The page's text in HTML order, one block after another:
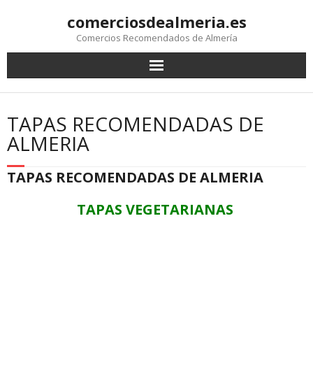
comerciosdealmeria.es
Comercios Recomendados de Almería
TAPAS RECOMENDADAS DE
ALMERIA
TAPAS RECOMENDADAS DE ALMERIA
TAPAS VEGETARIANAS